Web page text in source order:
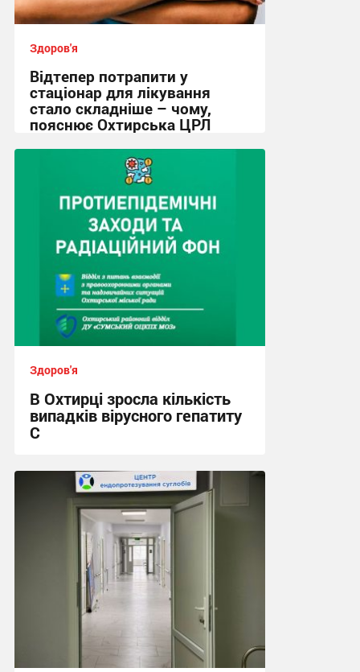
Здоров'я
Відтепер потрапити у
стаціонар для лікування
стало складніше – чому,
пояснює Охтирська ЦРЛ
Здоров'я
В Охтирці зросла кількість
випадків вірусного гепатиту
С
17:49, 29.07.2026